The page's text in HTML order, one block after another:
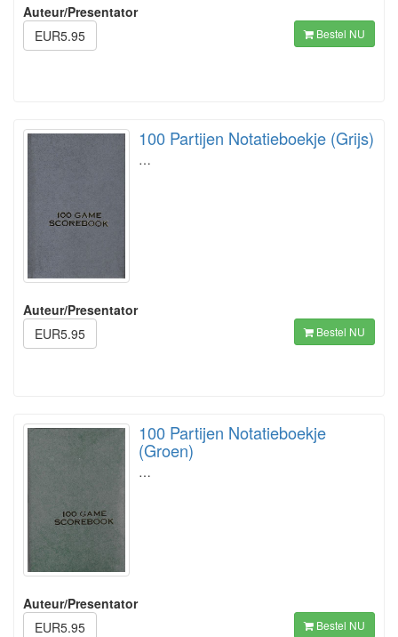
Auteur/Presentator
EUR5.95
Bestel NU
100 Partijen Notatieboekje (Grijs)
…
Auteur/Presentator
EUR5.95
Bestel NU
100 Partijen Notatieboekje
(Groen)
…
Auteur/Presentator
EUR5.95
Bestel NU